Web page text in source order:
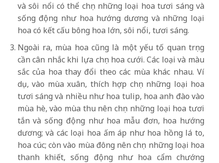
và sôi nổi có thể chọn những loại hoa tươi sáng và
sống động như hoa hướng dương và những loại
hoa có kết cấu bông hoa lớn, sôi nổi, tươi sáng.
Ngoài ra, mùa hoa cũng là một yếu tố quan trọng
cần cân nhắc khi lựa chọn hoa cưới. Các loại và màu
sắc của hoa thay đổi theo các mùa khác nhau. Ví
dụ, vào mùa xuân, thích hợp chọn những loại hoa
tươi sáng và nhiều như hoa tulip, hoa anh đào vào
mùa hè, vào mùa thu nên chọn những loại hoa tươi
tắn và sống động như hoa mẫu đơn, hoa hướng
dương; và các loại hoa ấm áp như hoa hồng lá to,
hoa cúc; còn vào mùa đông nên chọn những loại hoa
thanh khiết, sống động như hoa cẩm chướng